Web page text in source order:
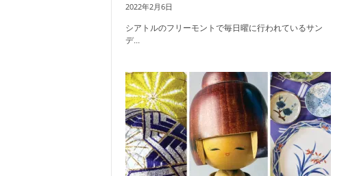
2022年2月6日
シアトルのフリーモントで毎日曜に行われているサン
デ...